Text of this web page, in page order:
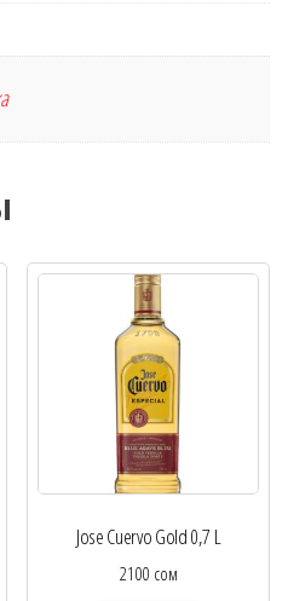
Jose Cuervo Gold 0,7 L
2100 сом